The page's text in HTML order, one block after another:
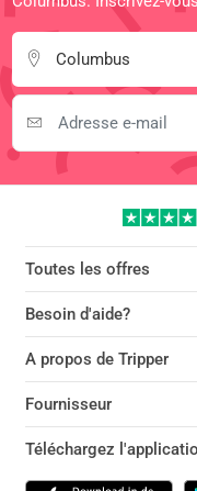
Columbus
Toutes les offres
Besoin d'aide?
A propos de Tripper
Fournisseur
Téléchargez